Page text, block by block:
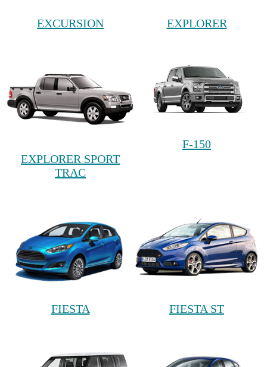
EXCURSION EXPLORER
EXPLORER SPORT
TRAC
F-150
FIESTA FIESTA ST